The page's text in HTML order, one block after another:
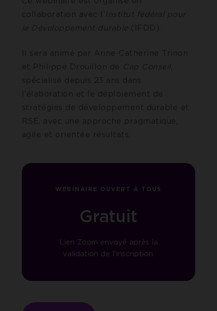
collaboration avec l’ Institut fédéral pour
le Développement durable
(IFDD).
Il sera animé par Anne-Catherine Trinon
et Philippe Drouillon de
Cap Conseil,
spécialisé depuis 23 ans dans
l’élaboration et le déploiement de
stratégies de développement durable et
RSE, avec une approche pragmatique,
agile et orientée résultats.
WEBINAIRE OUVERT À TOUS
Gratuit
Lien Zoom envoyé après la
validation de l'inscription.